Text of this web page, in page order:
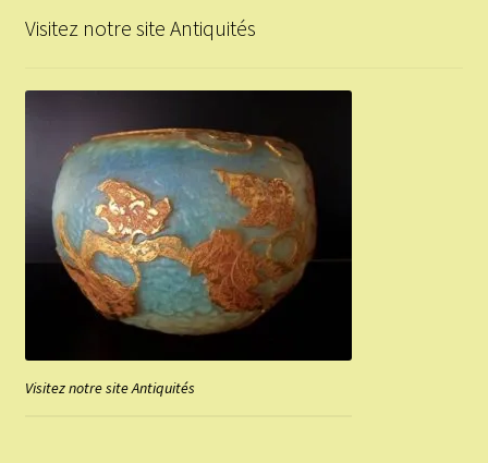
Visitez notre site Antiquités
Visitez notre site Antiquités